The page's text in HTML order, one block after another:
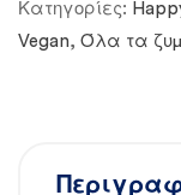
Κατηγορίες:
Vegan, Όλα τα